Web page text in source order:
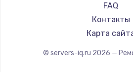
Ремонт разъема
1330 руб.
FAQ
Контакты
Карта
© servers-iq.ru 2026 —